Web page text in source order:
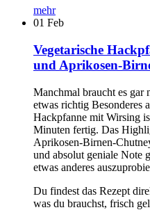
mehr
01 Feb
Vegetarische
und Aprikosen-
Manchmal braucht es gar
etwas richtig Besonderes
Hackpfanne mit Wirsing
Minuten fertig. Das
Aprikosen-Birnen-
und absolut geniale Note
etwas anderes
Du findest das Rezept
was du brauchst, frisch